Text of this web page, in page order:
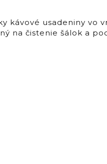
kávové usadeniny vo
na čistenie šálok a